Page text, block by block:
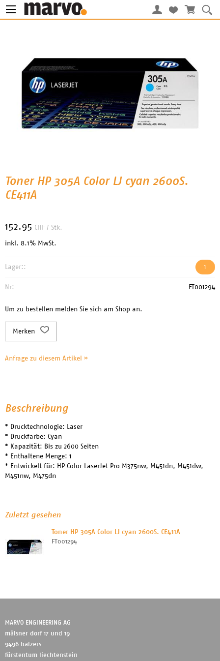
Toner HP 305A Color LJ cyan 2600S.
CE411A
152.95 CHF / Stk.
inkl. 8.1% MwSt.
Lager:: 1
Nr: FT001294
Um zu bestellen melden Sie sich am Shop an.
Merken
Anfrage zu diesem Artikel »
Beschreibung
* Drucktechnologie: Laser
* Druckfarbe: Cyan
* Kapazität: Bis zu 2600 Seiten
* Enthaltene Menge: 1
* Entwickelt für: HP Color LaserJet Pro M375nw, M451dn, M451dw,
M451nw, M475dn
Zuletzt gesehen
Toner HP 305A Color LJ cyan 2600S. CE411A
FT001294
MARVO ENGINEERING AG
mälsner dorf 17 und 19
9496 balzers
fürstentum liechtenstein